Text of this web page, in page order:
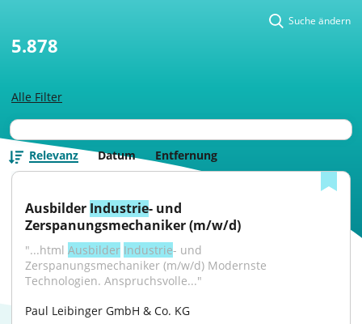
Alle Filter
Suche ändern
5.878
Relevanz Datum Entfernung
Ausbilder Industrie- und
Zerspanungsmechaniker (m/w/d)
"...html Ausbilder Industrie- und
Zerspanungsmechaniker (m/w/d) Modernste
Technologien. Anspruchsvolle..."
Paul Leibinger GmbH & Co. KG